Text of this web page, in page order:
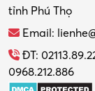
Tổ chức sự
Trợ lý
tỉnh Phú Thọ
Email:
ĐT:
0968.212.886